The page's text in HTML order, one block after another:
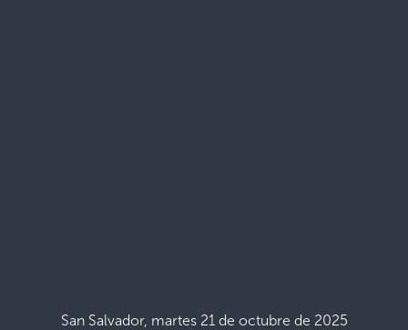
San Salvador, martes 21 de octubre de 2025